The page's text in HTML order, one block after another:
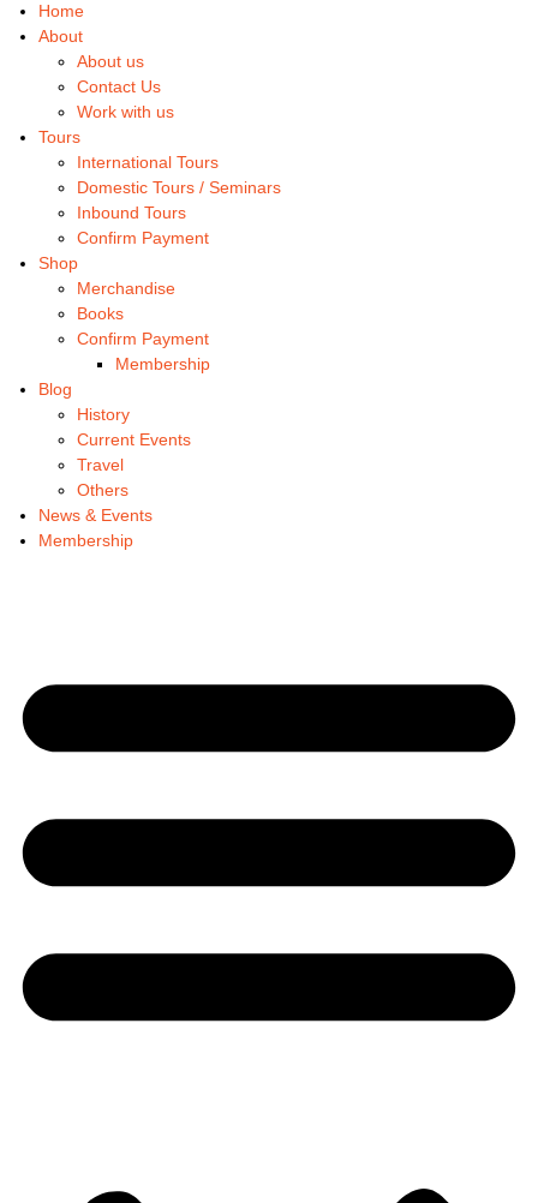
Home
About
About us
Contact Us
Work with us
Tours
International Tours
Domestic Tours / Seminars
Inbound Tours
Confirm Payment
Shop
Merchandise
Books
Confirm Payment
Membership
Blog
History
Current Events
Travel
Others
News & Events
Membership